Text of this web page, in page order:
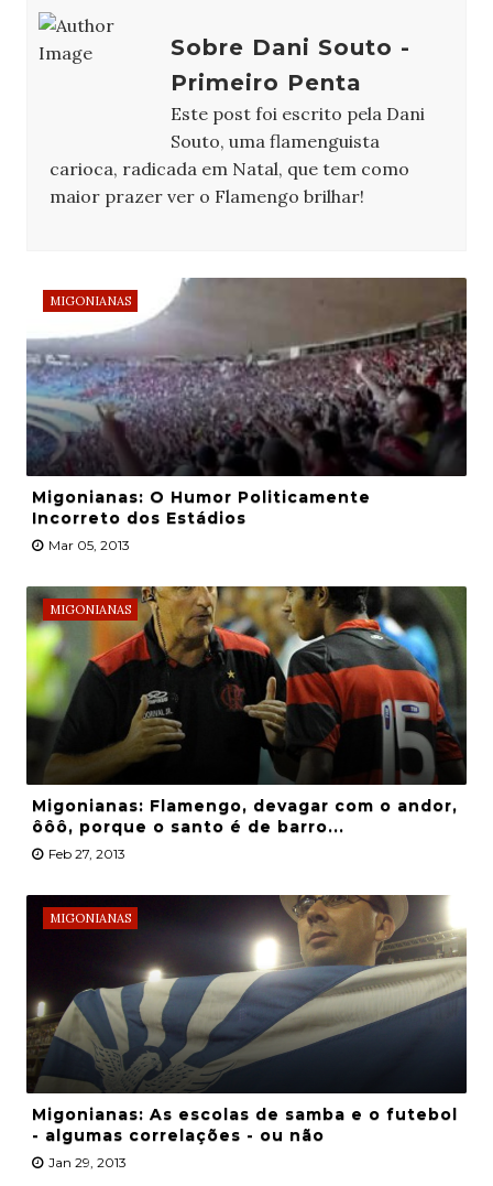
Sobre Dani Souto -
Primeiro Penta
Este post foi escrito pela Dani
Souto, uma flamenguista
carioca, radicada em Natal, que tem como
maior prazer ver o Flamengo brilhar!
MIGONIANAS
Migonianas: O Humor Politicamente
Incorreto dos Estádios
Mar 05, 2013
MIGONIANAS
Migonianas: Flamengo, devagar com o andor,
ôôô, porque o santo é de barro...
Feb 27, 2013
MIGONIANAS
Migonianas: As escolas de samba e o futebol
- algumas correlações - ou não
Jan 29, 2013